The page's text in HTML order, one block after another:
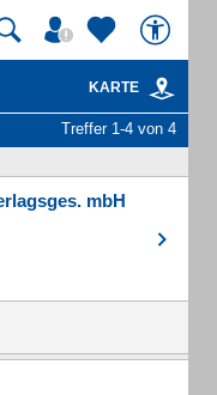
KARTE
Treffer 1-4 von 4
mbH